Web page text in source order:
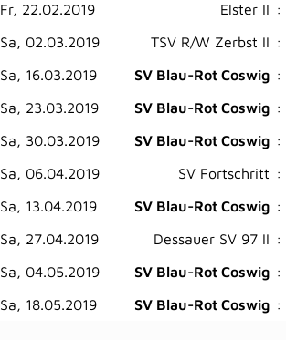
Fr, 22.02.2019
Elster II :
Sa, 02.03.2019 TSV R/W Zerbst II :
Sa, 16.03.2019 SV Blau-Rot Coswig :
Sa, 23.03.2019 SV Blau-Rot Coswig :
Sa, 30.03.2019 SV Blau-Rot Coswig :
Sa, 06.04.2019 SV Fortschritt :
Sa, 13.04.2019 SV Blau-Rot Coswig :
Sa, 27.04.2019 Dessauer SV 97 II :
Sa, 04.05.2019 SV Blau-Rot Coswig :
Sa, 18.05.2019 SV Blau-Rot Coswig :